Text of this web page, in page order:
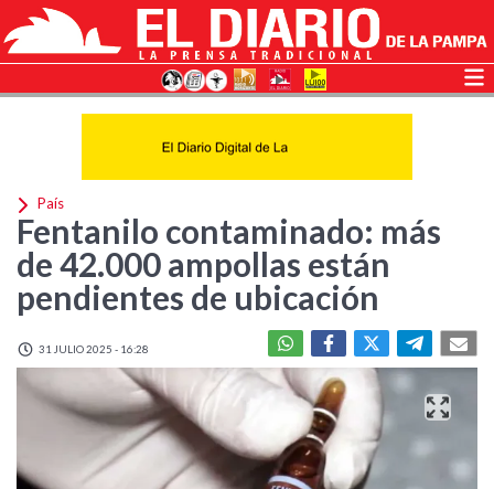
País
Fentanilo contaminado: más
de 42.000 ampollas están
pendientes de ubicación
31 JULIO 2025 - 16:28